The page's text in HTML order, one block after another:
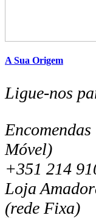
A Sua Origem
Ligue-nos
Móvel)
+351 214
Loja
(rede Fixa)